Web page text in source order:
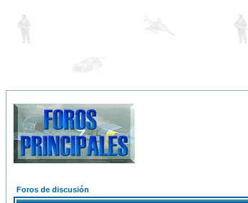
Foros de discusión